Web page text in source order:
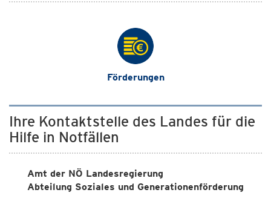
Förderungen
Ihre Kontaktstelle des Landes für die
Hilfe in Notfällen
Amt der NÖ Landesregierung
Abteilung Soziales und Generationenförderung